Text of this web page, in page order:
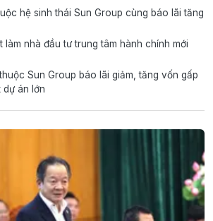
hệ sinh thái Sun Group cùng báo lãi tăng
làm nhà đầu tư trung tâm hành chính mới
Sun Group báo lãi giảm, tăng vốn gấp
dự án lớn